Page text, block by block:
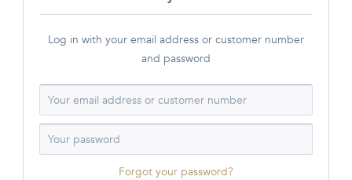
Log in with your email address or customer number
and password
Forgot your password?